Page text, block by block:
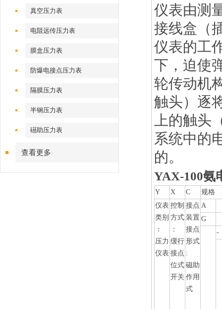
真空压力表
电阻远传压力表
膜盒压力表
防爆电接点压力表
隔膜压力表
半钢压力表
礠助压力表
查看更多
仪表由测
接线盒（
仪表的工
下，迫使
轮传动机
触头）逐
上的触
系统中的
的。
YAX-100氨
Y X C
规格
仪表
类别
：
压力
仪表
控制
方式
：
缓行
接点
位式
开关
接点
装置
接点
形式
:
磁助
作用
式
A
G
-